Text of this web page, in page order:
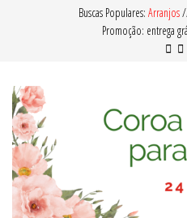
Buscas Populares: Arranjos
Promoção: entrega